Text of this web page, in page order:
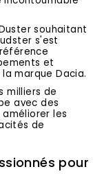
souhaitant
s'est
et
marque Dacia.
milliers de
avec des
les
de
pour